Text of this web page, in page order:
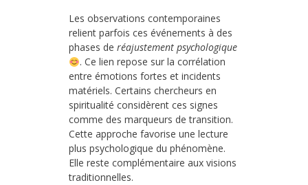
Les observations contemporaines
relient parfois ces événements à des
phases de réajustement psychologique
. Ce lien repose sur la corrélation
entre émotions fortes et incidents
matériels. Certains chercheurs en
spiritualité considèrent ces signes
comme des marqueurs de transition.
Cette approche favorise une lecture
plus psychologique du phénomène.
Elle reste complémentaire aux visions
traditionnelles.